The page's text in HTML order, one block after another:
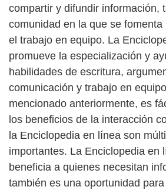
compartir y difundir información,
comunidad en la que se
el trabajo en equipo. La
promueve la especialización y
habilidades de escritura,
comunicación y trabajo en
mencionado anteriormente, es
los beneficios de la interacción
la Enciclopedia en línea son
importantes. La Enciclopedia en
beneficia a quienes necesitan
también es una oportunidad